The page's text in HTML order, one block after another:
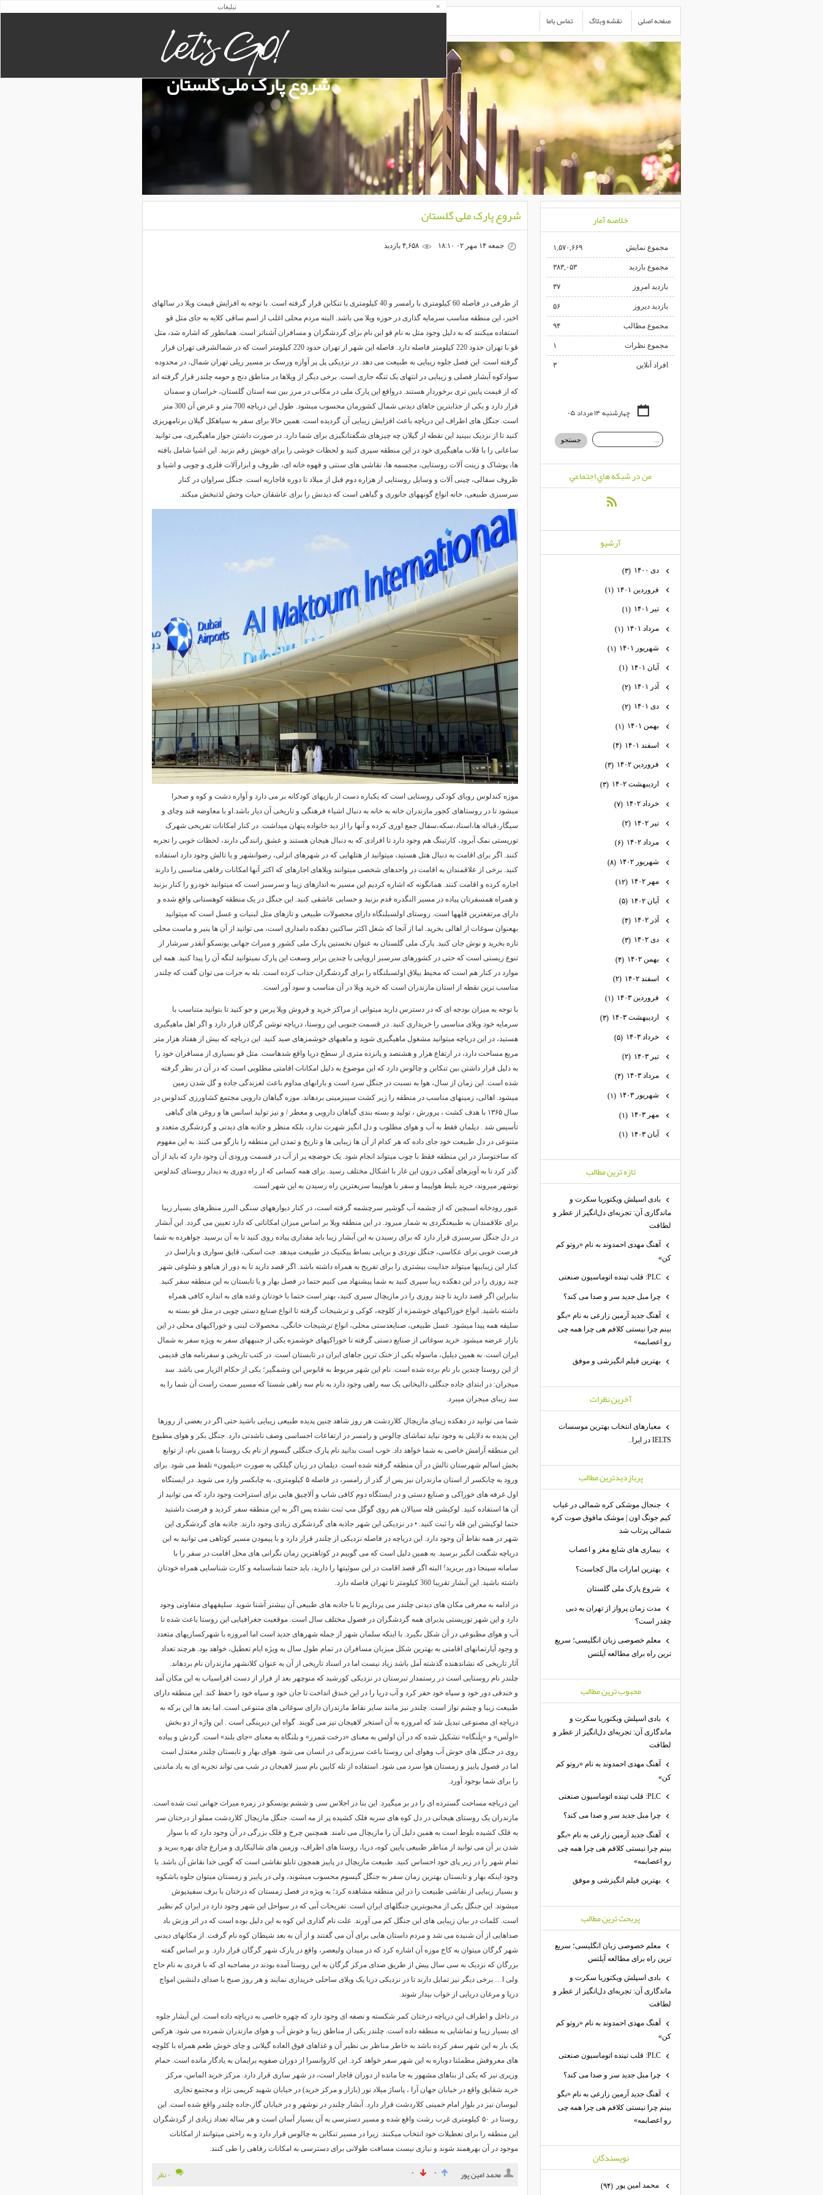
صفحه اصلی نقشه وبلاگ تماس باما
شروع پارک ملی گلستان
شروع پارک ملی گلستان
جمعه ۱۴ مهر ۰۲ ۱۸:۱۰
از طرفی در فاصله 60 کیلومتری با رامسر و 40 کیلومتری با تنکابن قرار گرفته است. با توجه به افزایش قیمت ویلا در سالهای
اخیر، این منطقه مناسب سرمایه گذاری در حوزه ویلا می باشد. البته مردم محلی اغلب از اسم ساقی کلایه به جای متل قو
استفاده میکنند که به دلیل وجود متل به نام قو این نام برای گردشگران و مسافران آشناتر است. همانطور که اشاره شد، متل
قو با تهران حدود 220 کیلومتر فاصله دارد. فاصله این شهر از تهران حدود 220 کیلومتر است که در شمالشرقی تهران قرار
گرفته است. این فصل جلوه زیبایی به طبیعت می دهد. در نزدیکی پل پر آوازه ورسک بر مسیر ریلی تهران شمال، در محدوده
سوادکوه آبشار فصلی و زیبایی در انتهای یک تنگه جاری است. برخی دیگر از ویلاها در مناطق دنج و حومه چلندر قرار گرفته اند
که از قیمت پایین تری برخوردار هستند. درواقع این پارک ملی در مکانی در مرز بین سه استان گلستان، خراسان و سمنان
قرار دارد و یکی از جذابترین جاهای دیدنی شمال کشورمان محسوب میشود. طول این دریاچه 700 متر و عرض آن 300 متر
است. جنگل های اطراف این دریاچه باعث افزایش زیبایی آن گردیده است. همین حالا برای سفر به سیاهکل گیلان برنامهریزی
کنید تا از نزدیک ببینید این نقطه از گیلان چه چیزهای شگفتانگیزی برای شما دارد. در صورت داشتن جواز ماهیگیری، می توانید
ساعاتی را با قلاب ماهیگیری خود در این منطقه سپری کنید و لحظات خوشی را برای خویش رقم بزنید. این اشیا شامل بافته
ها، پوشاک و زینت آلات روستایی، مجسمه ها، نقاشی های سنتی و قهوه خانه ای، ظروف و ابزارآلات فلزی و چوبی و اشیا و
ظروف سفالی، چینی آلات و وسایل روستایی از هزاره دوم قبل از میلاد تا دوره قاجاریه است. جنگل سراوان در کنار
سرسبزی طبیعی، خانه انواع گونههای جانوری و گیاهی است که دیدنش را برای عاشقان حیات وحش لذتبخش میکند.
موزه کندلوس رویای کودکی روستایی است که یکباره دست از بازیهای کودکانه بر می دارد و آواره دشت و کوه و صحرا
میشود تا در روستاهای کجور مازندران خانه به خانه به دنبال اشیاء فرهنگی و تاریخی آن دیار باشد.او با معاوضه قند وچای و
سیگار،قباله ها،اسناد،سکه،سفال جمع اوری کرده و آنها را از دید خانواده پنهان میداشت. در کنار امکانات تفریحی شهرک
توریستی نمک آبرود، کارتینگ هم وجود دارد تا افرادی که به دنبال هیجان هستند و عشق رانندگی دارند، لحظات خوبی را تجربه
کنند. اگر برای اقامت به دنبال هتل هستید، میتوانید از هتلهایی که در شهرهای انزلی، رضوانشهر و یا تالش وجود دارد استفاده
کنید. برخی از علاقمندان به اقامت در واحدهای شخصی میتوانند ویلاهای اجارهای که اکثر آنها امکانات رفاهی مناسبی را دارند
اجاره کرده و اقامت کنند. همانگونه که اشاره کردیم این مسیر به اندازهای زیبا و سرسبز است که میتوانید خودرو را کنار بزنید
و همراه همسفرتان پیاده در مسیر النگدره قدم بزنید و حسابی عاشقی کنید. این جنگل در یک منطقه کوهستانی واقع شده و
دارای مرتفعترین قلهها است. روستای اولسبلنگاه دارای محصولات طبیعی و تازهای مثل لبنیات و عسل است که میتوانید
بهعنوان سوغات از اهالی بخرید. اما از آنجا که شغل اکثر ساکنین دهکده دامداری است، می توانید از آن ها پنیر و ماست محلی
تازه بخرید و نوش جان کنید. پارک ملی گلستان به عنوان نخستین پارک ملی کشور و میراث جهانی یونسکو آنقدر سرشار از
تنوع زیستی است که حتی در کشورهای سرسبز اروپایی با چندین برابر وسعت این پارک نمیتوانید لنگه آن را پیدا کنید. همه این
موارد در کنار هم است که محیط ییلاق اولسبلنگاه را برای گردشگران جذاب کرده است. بله به جرات می توان گفت که چلندر
مناسب ترین نقطه از استان مازندران است که خرید ویلا در آن مناسب و سود آور است.
با توجه به میزان بودجه ای که در دسترس دارید میتوانی از مراکز خرید و فروش ویلا پرس و جو کنید تا بتوانید متناسب با
سرمایه خود ویلای مناسبی را خریداری کنید. در قسمت جنوبی این روستا، دریاچه توشن گرگان قرار دارد و اگر اهل ماهیگیری
هستید، در این دریاچه میتوانید مشغول ماهیگیری شوید و ماهیهای خوشمزهای صید کنید. این دریاچه که بیش از هفتاد هزار متر
مربع مساحت دارد، در ارتفاع هزار و هشتصد و پانزده متری از سطح دریا واقع شدهاست. متل قو بسیاری از مسافران خود را
به دلیل قرار داشتن بین تنکابن و چالوس دارد که این موضوع به دلیل امکانات اقامتی مطلوبی است که در آن در نظر گرفته
شده است. این زمان از سال، هوا به نسبت در جنگل سرد است و بارانهای مداوم باعث لغزندگی جاده و گل شدن زمین
میشود. اهالی، زمینهای مناسب در منطقه را زیر کشت سیبزمینی بردهاند. موزه گیاهان دارویی مجتمع کشاورزی کندلوس در
سال ۱۳۶۵ با هدف کشت ، پرورش ، تولید و بسته بندی گیاهان دارویی و معطر / و نیز تولید اسانس ها و روغن های گیاهی
تأسیس شد . دیلمان فقط به آب و هوای مطلوب و دل انگیز شهرت ندارد، بلکه منظر و جاذبه های دیدنی و گردشگری متعدد و
متنوعی در دل طبیعت خود جای داده که هر کدام از آن ها زیبایی ها و تاریخ و تمدن این منطقه را بازگو می کنند. به این مفهوم
که ساختوساز در این منطقه فقط با چوب میتواند انجام شود. یک حوضچه پر از آب در قسمت ورودی آن وجود دارد که باید از آن
گذر کرد تا به آویزهای آهکی درون این غار با اشکال مختلف رسید. برای همه کسانی که از راه دوری به دیدار روستای کندلوس
نوشهر میروند، خرید بلیط هواپیما و سفر با هواپیما سریعترین راه رسیدن به این شهر است.
عبور رودخانه اسبچین که از چشمه آب گوشیر سرچشمه گرفته است، در کنار دیوارههای سنگی البرز منظرهای بسیار زیبا
برای علاقمندان به طبیعتگردی به شمار میرود. در این منطقه ویلا بر اساس میزان امکاناتی که دارد تعیین می گردد. این آبشار
در دل جنگل سرسبزی قرار دارد که برای رسیدن به این آبشار زیبا باید مقداری پیاده روی کنید تا به آن برسید. جواهرده به شما
فرصت خوبی برای عکاسی، جنگل نوردی و برپایی بساط پیکنیک در طبیعت میدهد. جت اسکی، قایق سواری و پاراسل در
کنار این زیباییها میتواند جذابیت بیشتری را برای تفریح به همراه داشته باشد. اگر قصد دارید تا به دور از هیاهو و شلوغی شهر
چند روزی را در این دهکده زیبا سپری کنید به شما پیشنهاد می کنیم حتما در فصل بهار و یا تابستان به این منطقه سفر کنید.
بنابراین اگر قصد دارید تا چند روزی را در مازیچال سپری کنید، بهتر است حتما با خودتان وعده های به اندازه کافی همراه
داشته باشید. انواع خوراکیهای خوشمزه از کلوچه، کوکی و ترشیجات گرفته تا انواع صنایع دستی چوبی در متل قو بسته به
سلیقه همه پیدا میشود. عسل طبیعی، صنایعدستی محلی، انواع ترشیجات خانگی، محصولات لبنی و خوراکیهای محلی در این
بازار عرضه میشود. خرید سوغاتی از صنایع دستی گرفته تا خوراکیهای خوشمزه یکی از جنبههای سفر به ویژه سفر به شمال
ایران است. به همین دیلیل، ماسوله یکی از خنک ترین جاهای ایران در تابستان است. در کتب تاریخی و سفرنامه های قدیمی
از این روستا چندین بار نام برده شده است. نام این شهر مربوط به قابوس ابن وشمگیر؛ یکی از حکام الزیار می باشد. سد
میجران: در ابتدای جاده جنگلی دالیخانی یک سه راهی وجود دارد به نام سه راهی شستا که مسیر سمت راست آن شما را به
سد زیبای میجران میبرد.
شما می توانید در دهکده زیبای مازیچال کلاردشت هر روز شاهد چنین پدیده طبیعی زیبایی باشید حتی اگر در بعضی از روزها
این پدیده به دلایلی به وجود نیاید تماشای چالوس و رامسر در ارتفاعات احساسی وصف ناشدنی دارد. جنگل بکر و هوای مطبوع
این منطقه آرامش خاصی به شما خواهد داد. خوب است بدانید نام پارک جنگلی گیسوم از نام یک روستا با همین نام، از توابع
بخش اسالم شهرستان تالش در آن منطقه گرفته شده است. دیلمان در زبان گیلکی به صورت «دیلمون» تلفظ می شود. برای
ورود به چابکسر از استان مازندران نیز پس از گذر از رامسر، در فاصله ۵ کیلومتری، به چابکسر وارد می شوید. در ایستگاه
اول غرفه های خوراکی و صنایع دستی و در ایستگاه دوم کافی شاپ و آلاچیق هایی برای استراحت وجود دارد که می توانید از
آن ها استفاده کنید. لوکیشن قله سیالان هم روی گوگل مپ ثبت نشده پس اگر به این منطقه سفر کردید و فرصت داشتید
حتما لوکیشن این قله را ثبت کنید. • در نزدیکی این شهر جاذبه های گردشگری زیادی وجود دارند. جاذبه های گردشگری این
شهر در همه نقاط آن وجود دارد. این دریاچه در فاصله نزدیکی از چلندر قرار دارد و با پیمودن مسیر کوتاهی می توانید به این
دریاچه شگفت انگیز برسید. به همین دلیل است که می گوییم در کوتاهترین زمان نگرانی های محل اقامت در سفر را با
سامانه سپنجا دور بریزید! البته اگر قصد اقامت در این سوئیتها را دارید، باید حتما شناسنامه و کارت شناسایی همراه خودتان
داشته باشید. این آبشار تقریبا 360 کیلومتر تا تهران فاصله دارد.
در ادامه به معرفی مکان های دیدنی چلندر می پردازیم تا با جاذبه های طبیعی آن بیشتر آشنا شوید. سلیقههای متفاوتی وجود
دارد و این شهر توریستی پذیرای همه گردشگران در فصول مختلف سال است. موقعیت جغرافیایی این روستا باعث شده تا
آب و هوای مطبوعی در آن شکل بگیرد. با اینکه سلمان شهر از جمله شهرهای جدید است اما امروزه با شهرکسازیهای متعدد
و وجود آپارتمانهای اقامتی به بهترین شکل میزبان مسافران در تمام طول سال به ویژه ایام تعطیل، خواهد بود. هرچند تعداد
آثار تاریخی که نشاندهنده گذشته آمل باشد زیاد نیست اما در اسناد تاریخی از آن به عنوان کلانشهر مازندران نام بردهاند.
چلندر نام روستایی است در رستمدار تبرستان در نزدیکی کورشید که منوچهر بعد از فرار از دست افراسیاب به این مکان آمد
و خندقی دور خود و سپاه خود حفر کرد و آب دریا را در این خندق انداخت تا جان خود و سپاه خود را حفظ کند. این منطقه دارای
طبیعت زیبا و چشم نواز است. چلندر نیز مانند سایر نقاط مازندران دارای سوغاتی های متنوعی است. اما بعد ها این برکه به
دریاچه ای مصنوعی تبدیل شد که امروزه به آن استخر لاهیجان نیز می گویند. گواه این دیرینگی است . این واژه از دو بخش
«اولَس» و «بِلَنگاه» تشکیل شده که در آن اولس به معنای «درخت مَمرز» و بلنگاه به معنای «جای بلند» است. گردش و پیاده
روی در جنگل های خوش آب وهوای این روستا باعث سرزندگی در انسان می شود. هوای بهار و تابستان چلندر معتدل است
اما در فصول پاییز و زمستان هوا سرد می شود. استفاده از تله کابین بام سبز لاهیجان در شب می تواند تجربه ای به یاد ماندنی
را برای شما بوجود آورد.
این دریاچه مساحت گسترده ای را در بر میگیرد. این بنا در اجلاس سی و ششم یونسکو در زمره میراث جهانی ثبت شده است.
مازندران یک روستای هیجانی در دل کوه های سربه فلک کشیده پر از مه است. جنگل مازیچال کلاردشت مملو از درختان سر
به فلک کشیده بلوط است به همین دلیل آن را مازیچال می نامند. همچنین چرخ و فلک بزرگی در آن وجود دارد که با سوار
شدن بر آن می توانید از مناظر طبیعی پایین کوه، دریا، روستا های اطراف، وزمین های شالیکاری و مزارع چای بهره ببرید و
تمام شهر را در زیر پای خود احساس کنید. طبیعت مازیچال در پاییز همچون تابلو نقاشی است که گویی خدا نقاش آن باشد. با
وجود اینکه بهار و تابستان بهترین زمان سفر به جنگل گیسوم محسوب میشوند، ولی در پاییز و زمستان میتوان جلوه باشکوه
و بسیار زیبایی از نقاشی طبیعت را در این منطقه مشاهده کرد؛ به ویژه در فصل زمستان که درختان با برف سفیدپوش
میشوند. این جنگل یکی از محبوبترین جنگلهای ایران است. تفریحات آبی که در سواحل این شهر وجود دارد در ایران کم نظیر
است. کلمات در بیان زیبایی های این جنگل کم می آورند. علت نام گذاری این کوه به این دلیل بوده است که در اثر وزش باد
صداهایی از آن شنیده می شد و مردم داستان هایی برای آن می گفتند و از آن به بعد شیطان کوه نام گرفت. از مکانهای دیدنی
شهر گرگان میتوان به کاخ موزه آن اشاره کرد که در میدان ولیعصر، واقع در پارک شهر گرگان قرار دارد. و بر اساس گفته
بزرگان که نزدیک به سی سال پیش از طریق صدای مرکز گرگان به این روستا آمده بودند در مصاحبه ای که با فردی به نام حاج
ولی ا… برخی دیگر نیز تمایل دارند تا در نزدیکی دریا یک ویلای ساحلی خریداری نمایند و هر روز صبح با صدای دلنشین امواج
دریا و مرغان دریایی از خواب بیدار شوند.
در داخل و اطراف این دریاچه درختان کمر شکسته و نصفه ای وجود دارد که چهره خاصی به دریاچه داده است. این آبشار جلوه
ای بسیار زیبا و تماشایی به منطقه داده است. چلندر یکی از مناطق زیبا و خوش آب و هوای مازندران شمرده می شود. هرکس
یک بار به این شهر سفر کرده باشد به خاطر مناظر بی نظیر آن و غذاهای فوق العاده گیلانی و چای خوش طعم همراه با کلوچه
های معروفش مطمئنا دوباره به این شهر سفر خواهد کرد. این کاروانسرا از دوران صفویه برایمان به یادگار مانده است. حمام
وزیری نیز که یکی از بناهای مشهور به جا مانده از دوران قاجار است، در شهر ساری قرار دارد. مرکز خرید الماس، مرکز
خرید شقایق واقع در خیابان جهان آرا ، پاساژ میلاد نور (بازار و مرکز خرید) در خیابان شهید کریمی نژاد و مجتمع تجاری
لیوسان نیز در بلوار امام خمینی کلاردشت قرار دارد. آبشار چلندر در نوشهر و در خیابان گاز،جاده چلندر واقع شده است. این
روستا در ۵۰ کیلومتری غرب رشت واقع شده و مسیر دسترسی به آن بسیار آسان است و هر ساله تعداد زیادی از گردشگران
این منطقه را برای تعطیلات خود انتخاب میکنند. زیرا در مسیر تنکابن به چالوس قرار دارد و به راحتی میتوانند از امکانات
موجود در آن بهرهمند شوند و نیازی نیست مسافت طولانی برای دسترسی به امکانات رفاهی را طی کنند.
محمد امین پور ۰ ۰ ۰ نظر
خلاصه آمار
مجموع نمایش‌ ۱,۵۷۰,۶۶۹
مجموع بازدید ۳۸۳,۰۵۳
بازدید امروز ۳۷
بازدید دیروز ۵۶
مجموع مطالب ۹۴
مجموع نظرات ۱
افراد آنلاین ۳
چهارشنبه ۱۴ مرداد ۰۵
من در شبكه هاي اجتماعي
آرشيو
دی ۱۴۰۰ (۳)
فروردین ۱۴۰۱ (۱)
تیر ۱۴۰۱ (۱)
مرداد ۱۴۰۱ (۱)
شهریور ۱۴۰۱ (۱)
آبان ۱۴۰۱ (۱)
آذر ۱۴۰۱ (۲)
دی ۱۴۰۱ (۲)
بهمن ۱۴۰۱ (۱)
اسفند ۱۴۰۱ (۴)
فروردین ۱۴۰۲ (۳)
اردیبهشت ۱۴۰۲ (۳)
خرداد ۱۴۰۲ (۷)
تیر ۱۴۰۲ (۲)
مرداد ۱۴۰۲ (۶)
شهریور ۱۴۰۲ (۸)
مهر ۱۴۰۲ (۱۲)
آبان ۱۴۰۲ (۵)
آذر ۱۴۰۲ (۴)
دی ۱۴۰۲ (۳)
بهمن ۱۴۰۲ (۴)
اسفند ۱۴۰۲ (۲)
فروردین ۱۴۰۳ (۱)
اردیبهشت ۱۴۰۳ (۳)
خرداد ۱۴۰۳ (۵)
تیر ۱۴۰۳ (۲)
مرداد ۱۴۰۳ (۴)
شهریور ۱۴۰۳ (۱)
مهر ۱۴۰۳ (۱)
آبان ۱۴۰۳ (۱)
تازه ترين مطالب
بادی اسپلش ویکتوریا سکرت و
ماندگاری آن: تجربه‌ای دل‌انگیز از عطر و
لطافت
آهنگ مهدی احمدوند به نام «روتو کم
کن»
PLC: قلب تپنده اتوماسیون صنعتی
چرا مبل جدید سر و صدا می کند؟
آهنگ جدید آرمین زارعی به نام «بگو
بینم چرا نیستی کلافم هی چرا همه چی
رو اعصابمه»
بهترین فیلم انگیزشی و موفق
آخرين نظرات
معیارهای انتخاب بهترین موسسات
IELTS در ایرا..
پربازديدترين مطالب
جنجال موشکی کره شمالی در غیاب
کیم جونگ اون | موشک مافوق صوت کره
شمالی پرتاب شد
بیماری های شایع مغز و اعصاب
بهترین امارات مال کجاست؟
شروع پارک ملی گلستان
مدت زمان پرواز از تهران به دبی
چقدر است؟
معلم خصوصی زبان انگلیسی؛ سریع
ترین راه برای مطالعه آیلتس
محبوب ترين مطالب
بادی اسپلش ویکتوریا سکرت و
ماندگاری آن: تجربه‌ای دل‌انگیز از عطر و
لطافت
آهنگ مهدی احمدوند به نام «روتو کم
کن»
PLC: قلب تپنده اتوماسیون صنعتی
چرا مبل جدید سر و صدا می کند؟
آهنگ جدید آرمین زارعی به نام «بگو
بینم چرا نیستی کلافم هی چرا همه چی
رو اعصابمه»
بهترین فیلم انگیزشی و موفق
پربحث ترين مطالب
معلم خصوصی زبان انگلیسی؛ سریع
ترین راه برای مطالعه آیلتس
بادی اسپلش ویکتوریا سکرت و
ماندگاری آن: تجربه‌ای دل‌انگیز از عطر و
لطافت
آهنگ مهدی احمدوند به نام «روتو کم
کن»
PLC: قلب تپنده اتوماسیون صنعتی
چرا مبل جدید سر و صدا می کند؟
آهنگ جدید آرمین زارعی به نام «بگو
بینم چرا نیستی کلافم هی چرا همه چی
رو اعصابمه»
نويسندگان
محمد امين پور (۹۴)
تبلیغات ×